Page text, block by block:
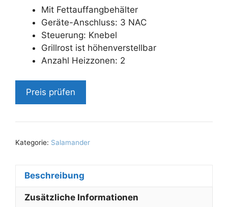
Mit Fettauffangbehälter
Geräte-Anschluss: 3 NAC
Steuerung: Knebel
Grillrost ist höhenverstellbar
Anzahl Heizzonen: 2
Preis prüfen
Kategorie: Salamander
Beschreibung
Zusätzliche Informationen